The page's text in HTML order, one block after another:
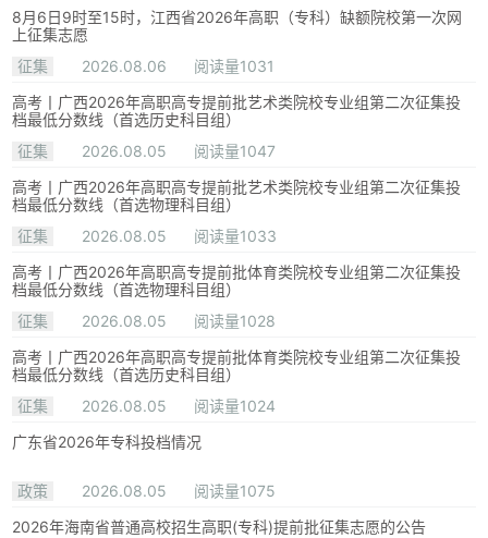
8月6日9时至15时，江西省2026年高职（专科）缺额院校第一次网
上征集志愿
征集
2026.08.06
阅读量1031
高考丨广西2026年高职高专提前批艺术类院校专业组第二次征集投
档最低分数线（首选历史科目组）
征集
2026.08.05
阅读量1047
高考丨广西2026年高职高专提前批艺术类院校专业组第二次征集投
档最低分数线（首选物理科目组）
征集
2026.08.05
阅读量1033
高考丨广西2026年高职高专提前批体育类院校专业组第二次征集投
档最低分数线（首选物理科目组）
征集
2026.08.05
阅读量1028
高考丨广西2026年高职高专提前批体育类院校专业组第二次征集投
档最低分数线（首选历史科目组）
征集
2026.08.05
阅读量1024
广东省2026年专科投档情况
政策 2026.08.05
阅读量1075
2026年海南省普通高校招生高职(专科)提前批征集志愿的公告